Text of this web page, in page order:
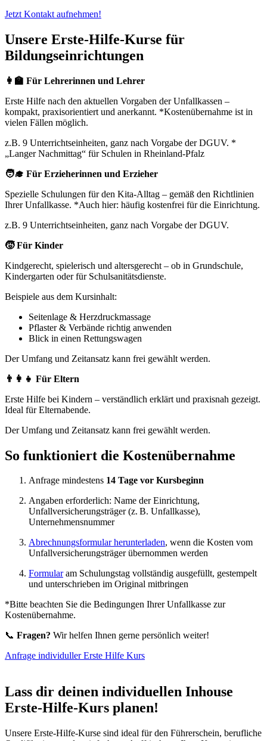
Jetzt Kontakt aufnehmen!
Unsere Erste-Hilfe-Kurse für
Bildungseinrichtungen
👩‍🏫 Für Lehrerinnen und Lehrer
Erste Hilfe nach den aktuellen Vorgaben der Unfallkassen –
kompakt, praxisorientiert und anerkannt. *Kostenübernahme ist in
vielen Fällen möglich.
z.B. 9 Unterrichtseinheiten, ganz nach Vorgabe der DGUV. *
„Langer Nachmittag“ für Schulen in Rheinland-Pfalz
🧑‍🎓 Für Erzieherinnen und Erzieher
Spezielle Schulungen für den Kita-Alltag – gemäß den Richtlinien
Ihrer Unfallkasse. *Auch hier: häufig kostenfrei für die Einrichtung.
z.B. 9 Unterrichtseinheiten, ganz nach Vorgabe der DGUV.
🧒 Für Kinder
Kindgerecht, spielerisch und altersgerecht – ob in Grundschule,
Kindergarten oder für Schulsanitätsdienste.
Beispiele aus dem Kursinhalt:
Seitenlage & Herzdruckmassage
Pflaster & Verbände richtig anwenden
Blick in einen Rettungswagen
Der Umfang und Zeitansatz kann frei gewählt werden.
👨‍👩‍👧 Für Eltern
Erste Hilfe bei Kindern – verständlich erklärt und praxisnah gezeigt.
Ideal für Elternabende.
Der Umfang und Zeitansatz kann frei gewählt werden.
So funktioniert die Kostenübernahme
Anfrage mindestens 14 Tage vor Kursbeginn
Angaben erforderlich: Name der Einrichtung,
Unfallversicherungsträger (z. B. Unfallkasse),
Unternehmensnummer
Abrechnungsformular herunterladen, wenn die Kosten vom
Unfallversicherungsträger übernommen werden
Formularam Schulungstag vollständig ausgefüllt, gestempelt
und unterschrieben im Original mitbringen
*Bitte beachten Sie die Bedingungen Ihrer Unfallkasse zur
Kostenübernahme.
📞 Fragen? Wir helfen Ihnen gerne persönlich weiter!
Anfrage individuller Erste Hilfe Kurs
Lass dir deinen individuellen Inhouse
Erste-Hilfe-Kurs planen!
Unsere Erste-Hilfe-Kurse sind ideal für den Führerschein, berufliche